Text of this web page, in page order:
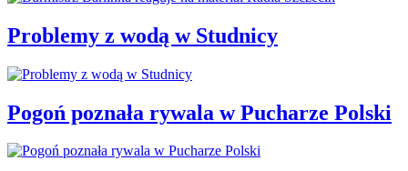
Problemy z wodą w Studnicy
Pogoń poznała rywala w Pucharze Polski